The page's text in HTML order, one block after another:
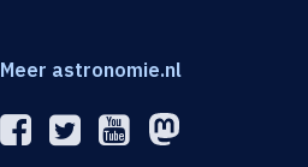
Meer astronomie.nl